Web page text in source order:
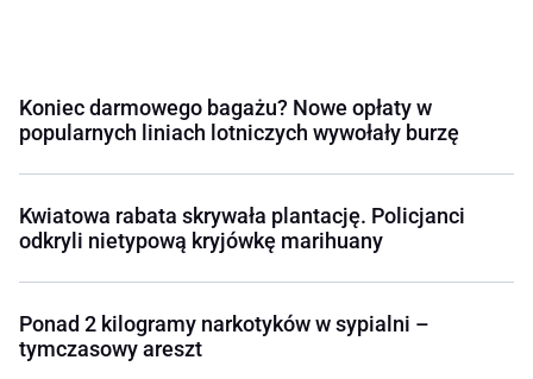
Koniec darmowego bagażu? Nowe opłaty w
popularnych liniach lotniczych wywołały burzę
Kwiatowa rabata skrywała plantację. Policjanci
odkryli nietypową kryjówkę marihuany
Ponad 2 kilogramy narkotyków w sypialni –
tymczasowy areszt